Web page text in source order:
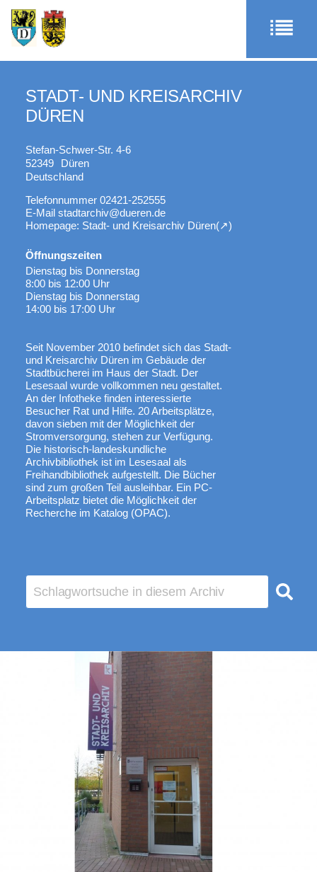
STADT- UND KREISARCHIV
DÜREN
Stefan-Schwer-Str. 4-6
52349
Düren
Deutschland
Telefonnummer 02421-252555
E-Mail stadtarchiv@dueren.de
Homepage: Stadt- und Kreisarchiv Düren
Öffnungszeiten
Dienstag bis Donnerstag
8:00 bis 12:00 Uhr
Dienstag bis Donnerstag
14:00 bis 17:00 Uhr
Seit November 2010 befindet sich das Stadt-
und Kreisarchiv Düren im Gebäude der
Stadtbücherei im Haus der Stadt. Der
Lesesaal wurde vollkommen neu gestaltet.
An der Infotheke finden interessierte
Besucher Rat und Hilfe. 20 Arbeitsplätze,
davon sieben mit der Möglichkeit der
Stromversorgung, stehen zur Verfügung.
Die historisch-landeskundliche
Archivbibliothek ist im Lesesaal als
Freihandbibliothek aufgestellt. Die Bücher
sind zum großen Teil ausleihbar. Ein PC-
Arbeitsplatz bietet die Möglichkeit der
Recherche im Katalog (OPAC).